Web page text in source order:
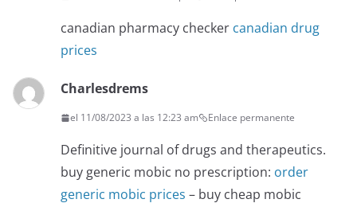
canadian pharmacy checker canadian drug
prices
Charlesdrems
el 11/08/2023 a las 12:23 am Enlace permanente
Definitive journal of drugs and therapeutics.
buy generic mobic no prescription: order
generic mobic prices – buy cheap mobic